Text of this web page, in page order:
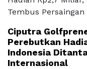
Ciputra
Perebutkan
Indonesia
Internasional